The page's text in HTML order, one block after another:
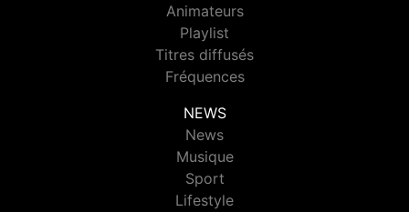
Animateurs
Playlist
Titres diffusés
Fréquences
NEWS
News
Musique
Sport
Lifestyle